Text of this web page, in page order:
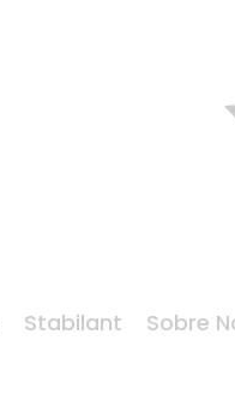
Stabilant Sobre